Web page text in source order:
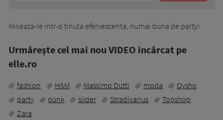
Mixeaza-le intr-o tinuta efervescenta, numai buna de party!
Urmăreşte cel mai nou VIDEO incărcat pe
elle.ro
fashion H&M Massimo Dutti moda
Oysho
party
punk slider Stradivarius
Topshop
Zara